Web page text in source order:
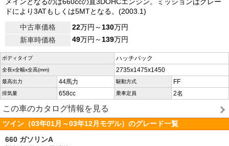
メインとなるのは660ccの直3DOHCエンジン。ミッションはグレー
ドにより3ATもしくは5MTとなる。(2003.1)
中古車価格
22万円～130万円
新車時価格
49万円～139万円
ボディタイプ ハッチバック
全長x全幅x全高(mm) 2735x1475x1450
最高出力 44馬力 駆動方式 FF
排気量 658cc 乗車定員 2名
この車のカタログ情報を見る
ツイン（03年01月～03年12月モデル）のグレード一覧
660 ガソリンA